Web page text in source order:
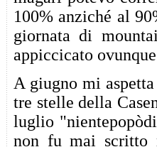
100% anziché al
giornata di
appiccicato
A giugno mi
tre stelle della
luglio
non fu mai scritto